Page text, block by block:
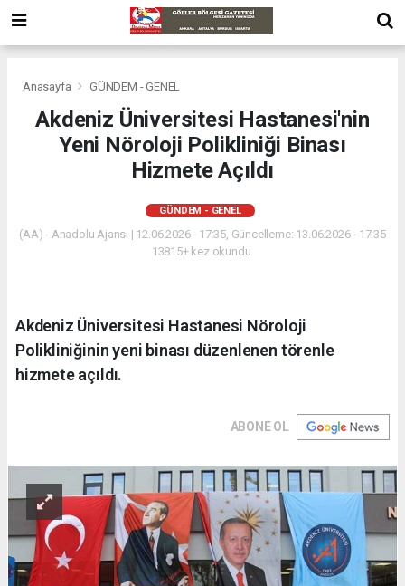
Anasayfa GÜNDEM - GENEL
Akdeniz Üniversitesi Hastanesi'nin
Yeni Nöroloji Polikliniği Binası
Hizmete Açıldı
GÜNDEM - GENEL
(AA) - Anadolu Ajansı | 12.06.2026 - 17:35, Güncelleme: 13.06.2026 - 17:35
13815+ kez okundu.
Akdeniz Üniversitesi Hastanesi Nöroloji
Polikliniğinin yeni binası düzenlenen törenle
hizmete açıldı.
ABONE OL